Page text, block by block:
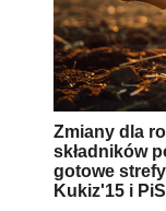
Zmiany dla
składników
gotowe
Kukiz'15 i PiS